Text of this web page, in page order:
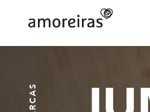
Home